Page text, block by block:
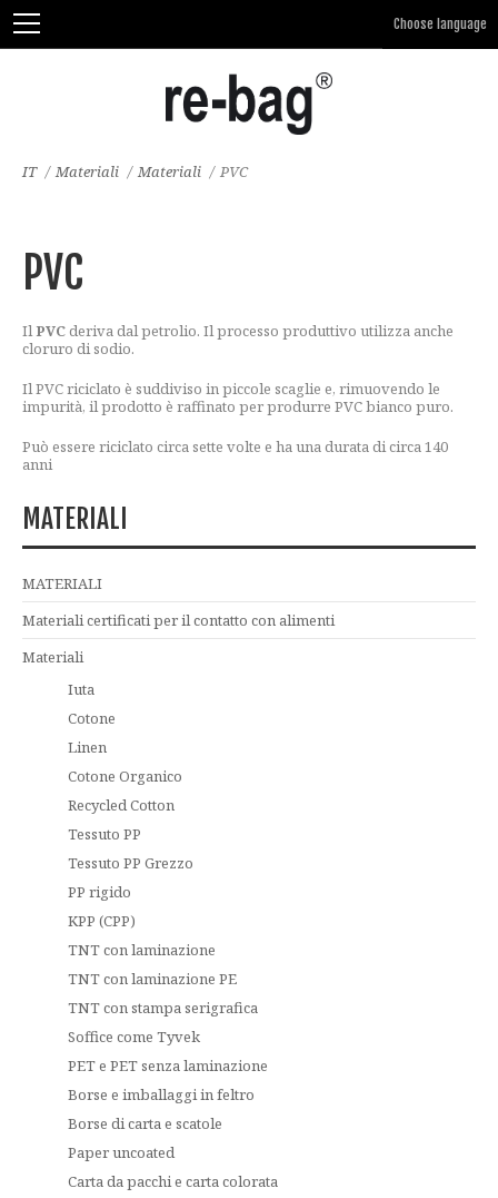
IT / Materiali / Materiali / PVC
PVC
IlPVCderiva dal petrolio. Il processo produttivo utilizza anche
cloruro di sodio.
Il PVC riciclato è suddiviso in piccole scaglie e, rimuovendo le
impurità, il prodotto è raffinato per produrre PVC bianco puro.
Può essere riciclato circa sette volte e ha una durata di circa 140
anni
MATERIALI
MATERIALI
Materiali certificati per il contatto con alimenti
Materiali
Iuta
Cotone
Linen
Cotone Organico
Recycled Cotton
Tessuto PP
Tessuto PP Grezzo
PP rigido
KPP (CPP)
TNT con laminazione
TNT con laminazione PE
TNT con stampa serigrafica
Soffice come Tyvek
PET e PET senza laminazione
Borse e imballaggi in feltro
Borse di carta e scatole
Paper uncoated
Carta da pacchi e carta colorata